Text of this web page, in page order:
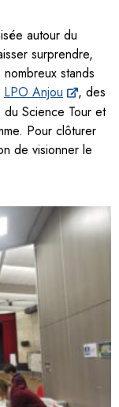
autour du
surprendre,
stands
LPO Anjou
, des
Science Tour et
Pour clôturer
de visionner le